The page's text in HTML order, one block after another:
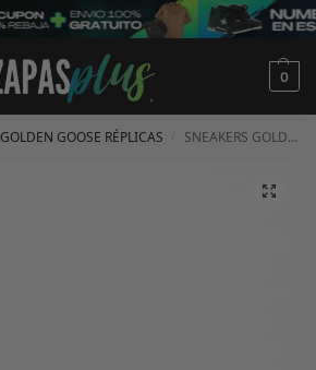
0
GOLDEN GOOSE RÉPLICAS SNEAKERS GOLDEN GOOSE